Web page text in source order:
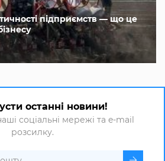
підприємств — що це
останні новини!
соціальні мережі та e-mail
розсилку.